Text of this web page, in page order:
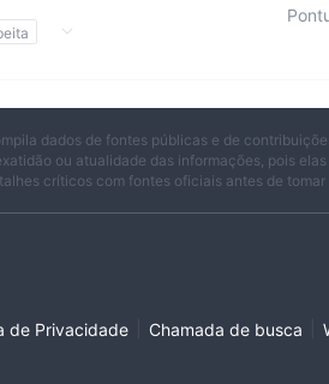
dados de fontes públicas e de
ou atualidade das informações, pois
críticos com fontes oficiais antes de tomar
de Privacidade Chamada de busca